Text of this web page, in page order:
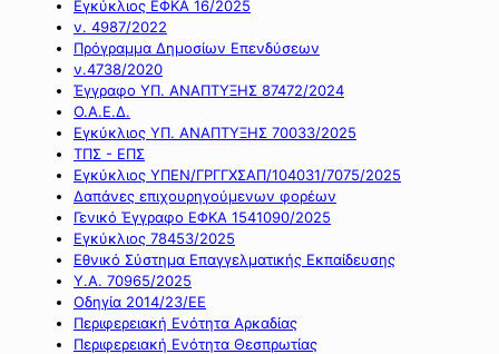
Εγκύκλιος ΕΦΚΑ 16/2025
ν. 4987/2022
Πρόγραμμα Δημοσίων Επενδύσεων
ν.4738/2020
Έγγραφο ΥΠ. ΑΝΑΠΤΥΞΗΣ 87472/2024
Ο.Α.Ε.Δ.
Εγκύκλιος ΥΠ. ΑΝΑΠΤΥΞΗΣ 70033/2025
ΤΠΣ - ΕΠΣ
Εγκύκλιος ΥΠΕΝ/ΓΡΓΓΧΣΑΠ/104031/7075/2025
Δαπάνες επιχουρηγούμενων φορέων
Γενικό Έγγραφο ΕΦΚΑ 1541090/2025
Εγκύκλιος 78453/2025
Εθνικό Σύστημα Επαγγελματικής Εκπαίδευσης
Υ.Α. 70965/2025
Οδηγία 2014/23/ΕΕ
Περιφερειακή Ενότητα Αρκαδίας
Περιφερειακή Ενότητα Θεσπρωτίας